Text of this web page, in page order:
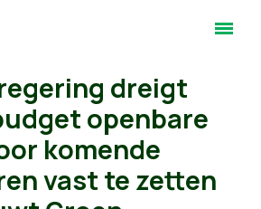
dreigt
openbare
komende
vast te zetten